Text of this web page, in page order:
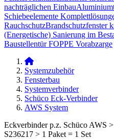
nachträglichen Einbau​
Schiebeelemente
Rauchschutz​Brandschutzfenster
(Energetische) Sanierung im
Baustellentür FOPPE Vorabzarge
Systemzubehör
Fensterbau
Systemverbinder
Schüco Eck-Verbinder
AWS System
Eckverbinder p.z. Schüco AWS
S236217 > 1 Paket = 1 Set